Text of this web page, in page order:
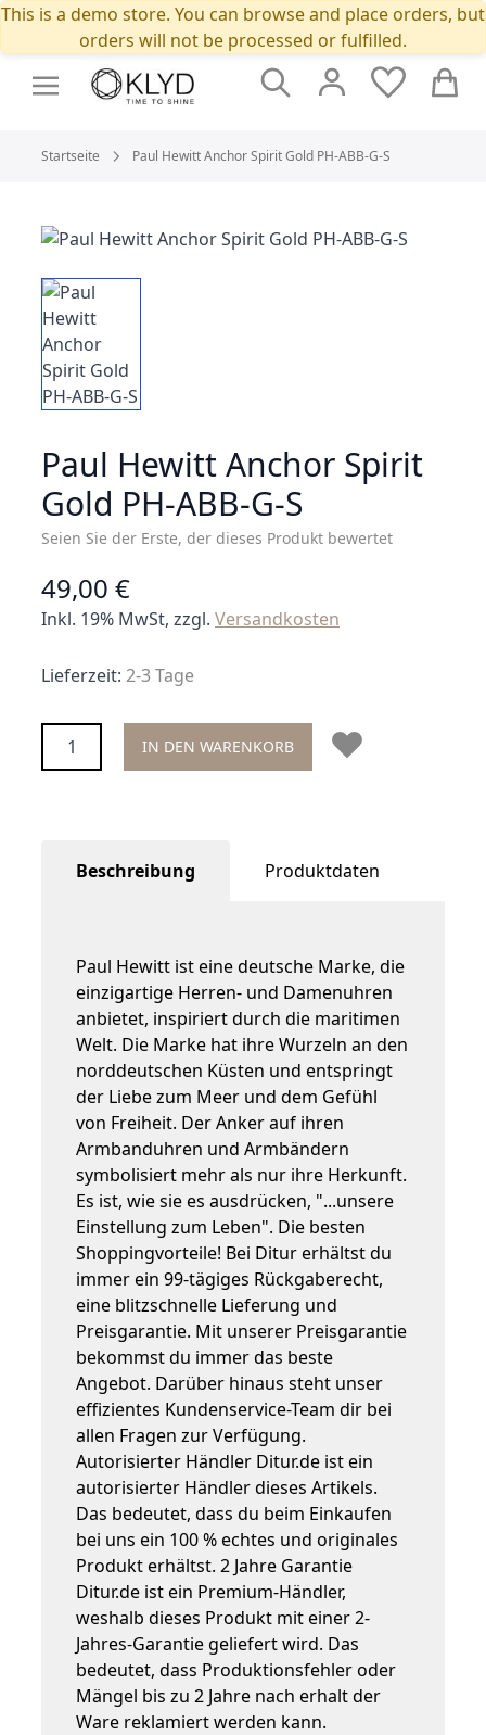
This is a demo store. You can browse and place orders, but
orders will not be processed or fulfilled.
Suche
Cart
Startseite Paul Hewitt Anchor Spirit Gold PH-ABB-G-S
Paul Hewitt Anchor Spirit
Gold PH-ABB-G-S
Seien Sie der Erste, der dieses Produkt bewertet
49,00 €
Inkl. 19% MwSt, zzgl. Versandkosten
Lieferzeit: 2-3 Tage
Menge IN DEN WARENKORB
Beschreibung Produktdaten
Paul Hewitt ist eine deutsche Marke, die
einzigartige Herren- und Damenuhren
anbietet, inspiriert durch die maritimen
Welt. Die Marke hat ihre Wurzeln an den
norddeutschen Küsten und entspringt
der Liebe zum Meer und dem Gefühl
von Freiheit. Der Anker auf ihren
Armbanduhren und Armbändern
symbolisiert mehr als nur ihre Herkunft.
Es ist, wie sie es ausdrücken, "...unsere
Einstellung zum Leben". Die besten
Shoppingvorteile! Bei Ditur erhältst du
immer ein 99-tägiges Rückgaberecht,
eine blitzschnelle Lieferung und
Preisgarantie. Mit unserer Preisgarantie
bekommst du immer das beste
Angebot. Darüber hinaus steht unser
effizientes Kundenservice-Team dir bei
allen Fragen zur Verfügung.
Autorisierter Händler Ditur.de ist ein
autorisierter Händler dieses Artikels.
Das bedeutet, dass du beim Einkaufen
bei uns ein 100 % echtes und originales
Produkt erhältst. 2 Jahre Garantie
Ditur.de ist ein Premium-Händler,
weshalb dieses Produkt mit einer 2-
Jahres-Garantie geliefert wird. Das
bedeutet, dass Produktionsfehler oder
Mängel bis zu 2 Jahre nach erhalt der
Ware reklamiert werden kann.